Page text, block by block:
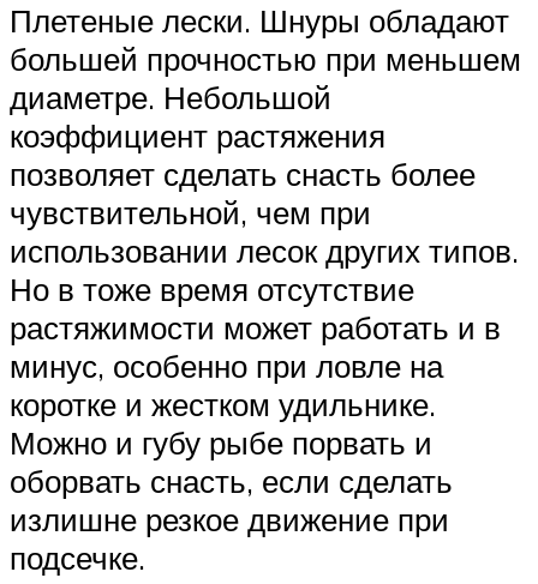
Плетеные лески. Шнуры обладают
большей прочностью при меньшем
диаметре. Небольшой
коэффициент растяжения
позволяет сделать снасть более
чувствительной, чем при
использовании лесок других типов.
Но в тоже время отсутствие
растяжимости может работать и в
минус, особенно при ловле на
коротке и жестком удильнике.
Можно и губу рыбе порвать и
оборвать снасть, если сделать
излишне резкое движение при
подсечке.